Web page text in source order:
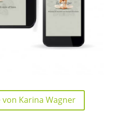
Karina Wagner